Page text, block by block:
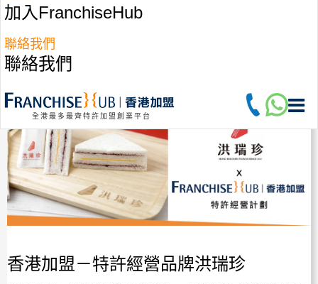
加入FranchiseHub
聯絡我們
聯絡我們
全港最多最齊特許加盟創業平台
香港加盟－特許經營品牌洪瑞珍